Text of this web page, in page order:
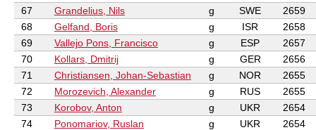
67
Grandelius, Nils g SWE
2659
68
Gelfand, Boris g ISR
2658
69
Vallejo Pons, Francisco g ESP
2657
70
Kollars, Dmitrij g GER
2656
71
Christiansen, Johan-Sebastian g NOR
2655
72
Morozevich, Alexander g RUS
2655
73
Korobov, Anton g UKR
2654
74
Ponomariov, Ruslan g UKR
2654